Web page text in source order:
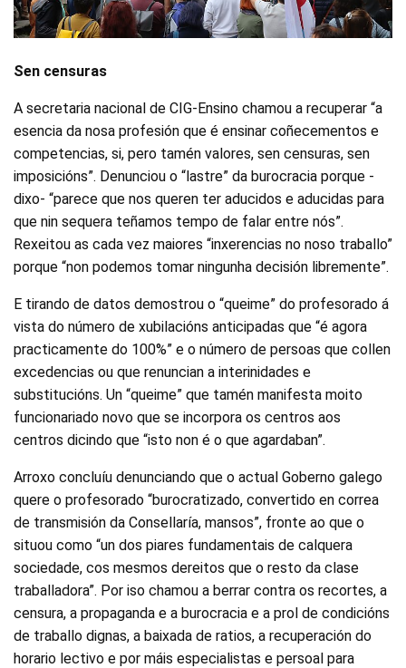
Sen censuras
A secretaria nacional de CIG-Ensino chamou a recuperar “a
esencia da nosa profesión que é ensinar coñecementos e
competencias, si, pero tamén valores, sen censuras, sen
imposicións”. Denunciou o “lastre” da burocracia porque -
dixo- “parece que nos queren ter aducidos e aducidas para
que nin sequera teñamos tempo de falar entre nós”.
Rexeitou as cada vez maiores “inxerencias no noso traballo”
porque “non podemos tomar ningunha decisión libremente”.
E tirando de datos demostrou o “queime” do profesorado á
vista do número de xubilacións anticipadas que “é agora
practicamente do 100%” e o número de persoas que collen
excedencias ou que renuncian a interinidades e
substitucións. Un “queime” que tamén manifesta moito
funcionariado novo que se incorpora os centros aos
centros dicindo que “isto non é o que agardaban”.
Arroxo concluíu denunciando que o actual Goberno galego
quere o profesorado “burocratizado, convertido en correa
de transmisión da Consellaría, mansos”, fronte ao que o
situou como “un dos piares fundamentais de calquera
sociedade, cos mesmos dereitos que o resto da clase
traballadora”. Por iso chamou a berrar contra os recortes, a
censura, a propaganda e a burocracia e a prol de condicións
de traballo dignas, a baixada de ratios, a recuperación do
horario lectivo e por máis especialistas e persoal para